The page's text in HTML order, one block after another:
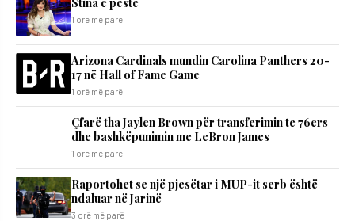
1 orë më parë
Arizona Cardinals mundin Carolina Panthers 20-
17 në Hall of Fame Game
1 orë më parë
Çfarë tha Jaylen Brown për transferimin te 76ers
dhe bashkëpunimin me LeBron James
1 orë më parë
Raportohet se një pjesëtar i MUP-it serb është
ndaluar në Jarinë
3 orë më parë